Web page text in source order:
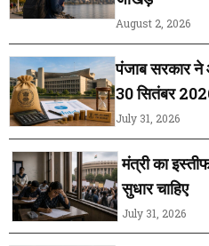
August 2, 2026
पंजाब सरकार
30 सितंबर
July 31, 2026
मंत्री का
सुधार चाहिए
July 31, 2026